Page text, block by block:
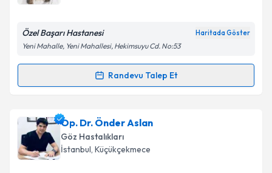
Kişisel verilerimin işlenmesine ilişkin
Metni'ni okudum ve kişisel verilerimin belirtilen
Takvim Talebini Gönder
Özel Başarı Hastanesi Haritada Göster
Yeni Mahalle, Yeni Mahallesi, Hekimsuyu Cd. No:53
Randevu Talep Et
Randevu Takvimi Talebi
Op. Dr. Nazgül Zhoroevaiçin randevu takvimi talebi
oluşturun. Size bu uzmandan randevu almanız için bir
takvim hazırlandığında e-posta ile bilgilendireceğiz.
Op. Dr. Önder Aslan
Göz Hastalıkları
İstanbul, Küçükçekmece